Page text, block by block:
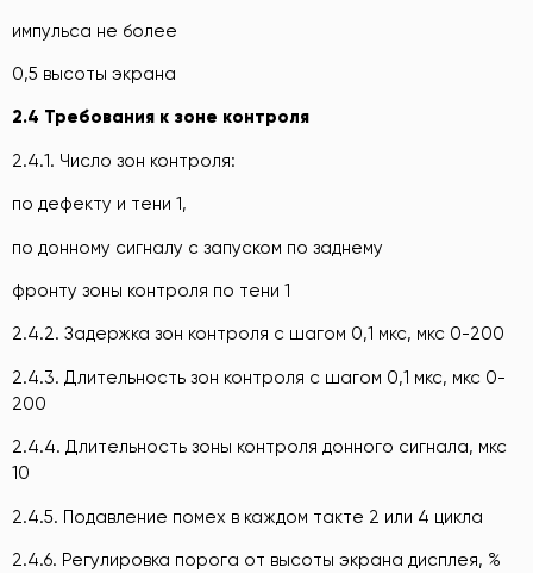
импульса не более
0,5 высоты экрана
2.4 Требования к зоне контроля
2.4.1. Число зон контроля:
по дефекту и тени 1,
по донному сигналу с запуском по заднему
фронту зоны контроля по тени 1
2.4.2. Задержка зон контроля с шагом 0,1 мкс, мкс 0-200
2.4.3. Длительность зон контроля с шагом 0,1 мкс, мкс 0-
200
2.4.4. Длительность зоны контроля донного сигнала, мкс
10
2.4.5. Подавление помех в каждом такте 2 или 4 цикла
2.4.6. Регулировка порога от высоты экрана дисплея, %